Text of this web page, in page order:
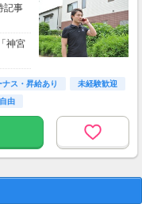
記事
神宮
ナス・昇給あり
未経験歓迎
由